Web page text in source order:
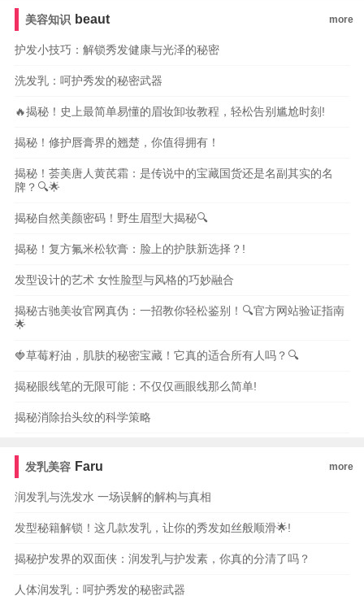
皱
美容知识 beaut more
护发小技巧：解锁秀发健康与光泽的秘密
洗发乳：呵护秀发的秘密武器
🔥揭秘！史上最简单易懂的眉妆卸妆教程，轻松告别尴尬时刻!
揭秘！修护唇膏界的翘楚，你值得拥有！
揭秘！荟美唐人黄芪霜：是传说中的宝藏国货还是名副其实的名
牌？🔍🌟
揭秘自然美颜密码！野生眉型大揭秘🔍
揭秘！复方氟米松软膏：脸上的护肤新选择？!
发型设计的艺术 女性脸型与风格的巧妙融合
揭秘古驰美妆官网真伪：一招教你轻松鉴别！🔍官方网站验证指南
🌟
🍓草莓籽油，肌肤的秘密宝藏！它真的适合所有人吗？🔍
揭秘眼线笔的无限可能：不仅仅画眼线那么简单!
揭秘消除抬头纹的科学策略
发乳美容 Faru more
润发乳与洗发水 一场误解的解构与真相
发型秘籍解锁！这几款发乳，让你的秀发如丝般顺滑🌟!
揭秘护发界的双面侠：润发乳与护发素，你真的分清了吗？
人体润发乳：呵护秀发的秘密武器